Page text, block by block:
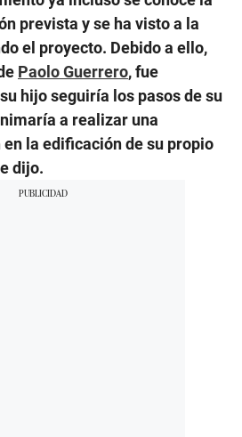
prevista y se ha visto a la
el proyecto. Debido a ello,
Paolo Guerrero, fue
hijo seguiría los pasos de su
a realizar una
la edificación de su propio
dijo.